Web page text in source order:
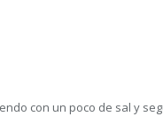
con un poco de sal y